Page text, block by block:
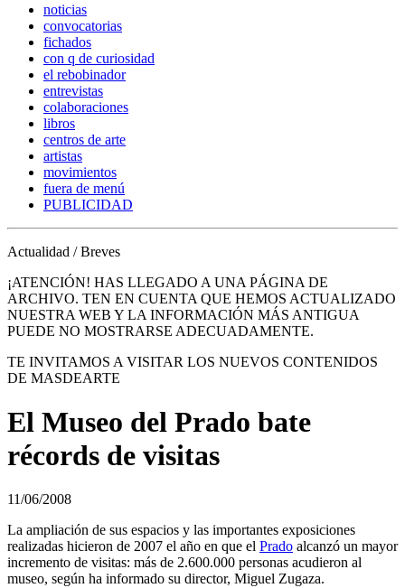
noticias
convocatorias
fichados
con q de curiosidad
el rebobinador
entrevistas
colaboraciones
libros
centros de arte
artistas
movimientos
fuera de menú
PUBLICIDAD
Actualidad / Breves
¡ATENCIÓN! HAS LLEGADO A UNA PÁGINA DE
ARCHIVO. TEN EN CUENTA QUE HEMOS ACTUALIZADO
NUESTRA WEB Y LA INFORMACIÓN MÁS ANTIGUA
PUEDE NO MOSTRARSE ADECUADAMENTE.
TE INVITAMOS A VISITAR LOS NUEVOS CONTENIDOS
DE MASDEARTE
El Museo del Prado bate
récords de visitas
11/06/2008
La ampliación de sus espacios y las importantes exposiciones
realizadas hicieron de 2007 el año en que el Prado alcanzó un mayor
incremento de visitas: más de 2.600.000 personas acudieron al
museo, según ha informado su director, Miguel Zugaza.